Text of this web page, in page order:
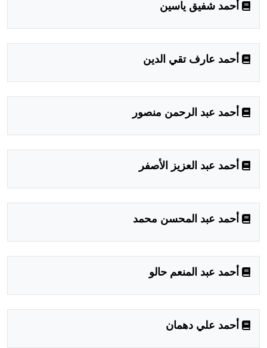
أحمد شفيق ياسين
أحمد عارف تقي الدين
أحمد عبد الرحمن منصور
أحمد عبد العزيز الأصفر
أحمد عبد المحسن محمد
أحمد عبد المنعم حالو
أحمد علي دهمان